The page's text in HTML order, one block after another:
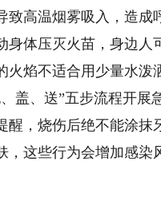
致高温烟雾吸入，造
身体压灭火苗，身边
火焰不适合用少量水
盖、送”五步流程开展
，烧伤后绝不能涂抹
，这些行为会增加感染